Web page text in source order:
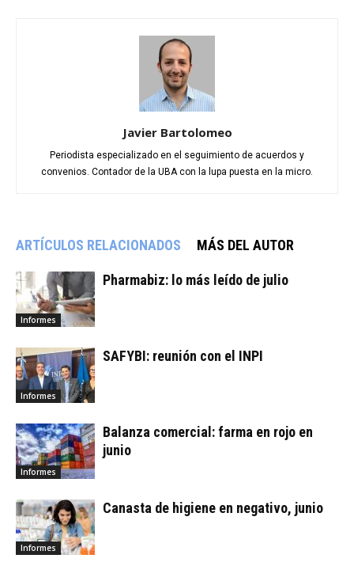
Javier Bartolomeo
Periodista especializado en el seguimiento de acuerdos y
convenios. Contador de la UBA con la lupa puesta en la micro.
ARTÍCULOS RELACIONADOS MÁS DEL AUTOR
Informes
Pharmabiz: lo más leído de julio
Informes
SAFYBI: reunión con el INPI
Informes
Balanza comercial: farma en rojo en
junio
Informes
Canasta de higiene en negativo, junio